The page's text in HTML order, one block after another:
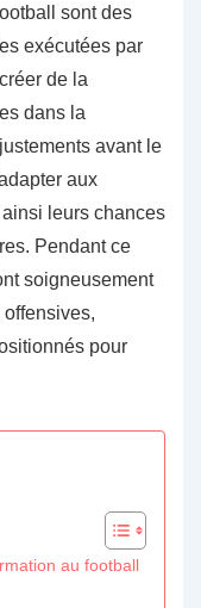
sont des
exécutées par
de la
dans la
avant le
aux
leurs chances
Pendant ce
soigneusement
pour
au football